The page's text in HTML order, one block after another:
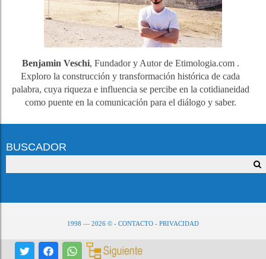
Benjamin Veschi, Fundador y Autor de Etimologia.com .
Exploro la construcción y transformación histórica de cada
palabra, cuya riqueza e influencia se percibe en la cotidianeidad
como puente en la comunicación para el diálogo y saber.
BUSCADOR
1998 — 2026 © - CONTACTO - PRIVACIDAD
PARA REPRODUCIR, NO OLVIDE CITAR LA FUENTE, VALORE NUESTRO ESFUERZO.